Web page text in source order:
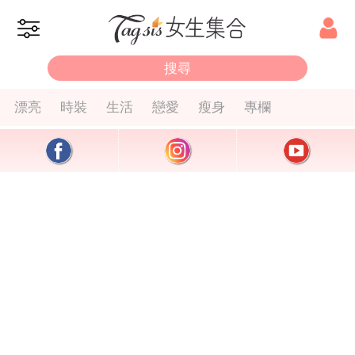
漂亮 時裝 生活 戀愛 瘦身 專欄